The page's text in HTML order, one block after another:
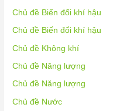
Chủ đề Biến đổi khí hậu
Chủ đề Biến đổi khí hậu
Chủ đề Không khí
Chủ đề Năng lượng
Chủ đề Năng lượng
Chủ đề Nước